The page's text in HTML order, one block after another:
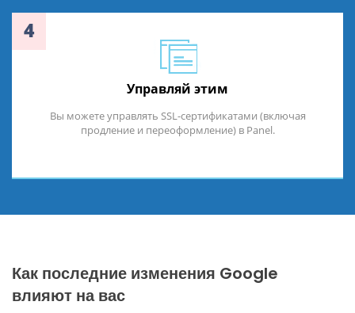
4
Управляй этим
Вы можете управлять SSL-сертификатами (включая
продление и переоформление) в Panel.
Как последние изменения Google
влияют на вас